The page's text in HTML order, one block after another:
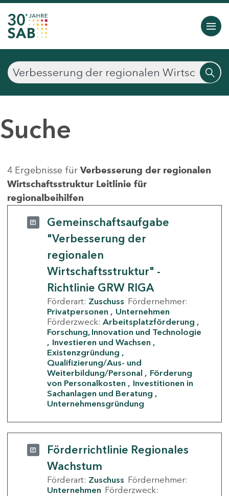
Suche
4 Ergebnisse für Verbesserung der regionalen
Wirtschaftsstruktur Leitlinie für
regionalbeihilfen
Gemeinschaftsaufgabe
"Verbesserung der
regionalen
Wirtschaftsstruktur" -
Richtlinie GRW RIGA
Förderart: Zuschuss Fördernehmer:
Privatpersonen
Unternehmen
Förderzweck: Arbeitsplatzförderung
Forschung, Innovation und Technologie
Investieren und Wachsen
Existenzgründung
Qualifizierung/Aus- und
Weiterbildung/Personal
Förderung
von Personalkosten
Investitionen in
Sachanlagen und Beratung
Unternehmensgründung
Förderrichtlinie Regionales
Wachstum
Förderart: Zuschuss Fördernehmer:
Unternehmen Förderzweck: